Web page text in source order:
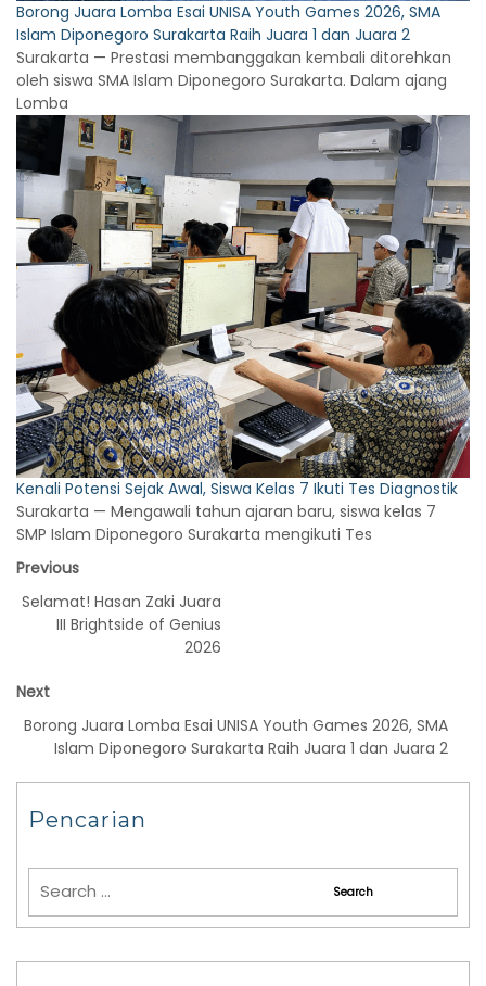
Borong Juara Lomba Esai UNISA Youth Games 2026, SMA
Islam Diponegoro Surakarta Raih Juara 1 dan Juara 2
Surakarta — Prestasi membanggakan kembali ditorehkan
oleh siswa SMA Islam Diponegoro Surakarta. Dalam ajang
Lomba
Kenali Potensi Sejak Awal, Siswa Kelas 7 Ikuti Tes Diagnostik
Surakarta — Mengawali tahun ajaran baru, siswa kelas 7
SMP Islam Diponegoro Surakarta mengikuti Tes
Previous
Selamat! Hasan Zaki Juara
III Brightside of Genius
2026
Next
Borong Juara Lomba Esai UNISA Youth Games 2026, SMA
Islam Diponegoro Surakarta Raih Juara 1 dan Juara 2
Pencarian